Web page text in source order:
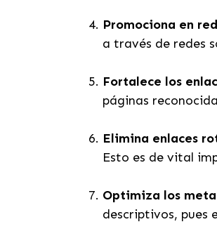
Promociona en
a través de redes
Fortalece los
páginas
Elimina enlaces
Esto es de vital
Optimiza los
descriptivos, pues